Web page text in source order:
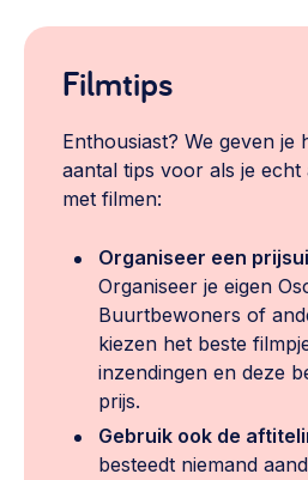
Filmtips
Enthousiast? We geven je
aantal tips voor als je echt
met filmen:
Organiseer een
Organiseer je eigen
Buurtbewoners of
kiezen het beste
inzendingen en deze
prijs.
Gebruik ook de
besteedt niemand